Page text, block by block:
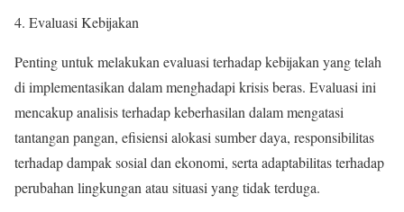
4. Evaluasi Kebijakan
Penting untuk melakukan evaluasi terhadap kebijakan yang telah
di implementasikan dalam menghadapi krisis beras. Evaluasi ini
mencakup analisis terhadap keberhasilan dalam mengatasi
tantangan pangan, efisiensi alokasi sumber daya, responsibilitas
terhadap dampak sosial dan ekonomi, serta adaptabilitas terhadap
perubahan lingkungan atau situasi yang tidak terduga.